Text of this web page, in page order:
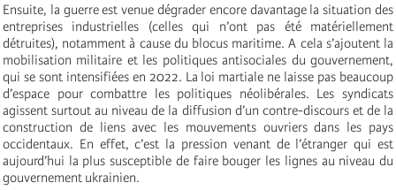
Ensuite, la guerre est venue dégrader encore davantage la situation des
entreprises industrielles (celles qui n’ont pas été matériellement
détruites), notamment à cause du blocus maritime. A cela s’ajoutent la
mobilisation militaire et les politiques antisociales du gouvernement,
qui se sont intensifiées en 2022. La loi martiale ne laisse pas beaucoup
d’espace pour combattre les politiques néolibérales. Les syndicats
agissent surtout au niveau de la diffusion d’un contre-discours et de la
construction de liens avec les mouvements ouvriers dans les pays
occidentaux. En effet, c’est la pression venant de l’étranger qui est
aujourd’hui la plus susceptible de faire bouger les lignes au niveau du
gouvernement ukrainien.